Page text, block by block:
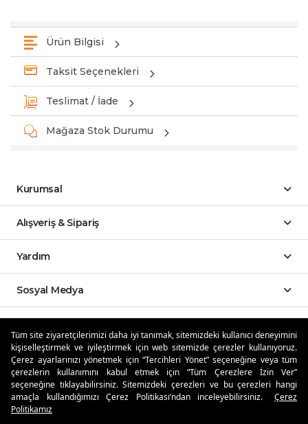
Tüm site ziyaretçilerimizi daha iyi tanımak, sitemizdeki kullanıcı deneyimini
kişiselleştirmek ve iyileştirmek için web sitemizde çerezler kullanıyoruz.
Çerez ayarlarınızı yönetmek için “Tercihleri Yönet” seçeneğine veya tüm
çerezlerin kullanımını kabul etmek için “Tüm Çerezlere İzin Ver”
seçeneğine tıklayabilirsiniz. Sitemizdeki çerezleri ve bu çerezleri hangi
amaçla kullandığımızı Çerez Politikası’ndan inceleyebilirsiniz.
Çerez
Politikamız
Ürün Bilgisi
Taksit Seçenekleri
Teslimat / İade
Mağaza Stok Durumu
Kurumsal
Alışveriş & Sipariş
Yardım
Sosyal Medya
Özdilekteyim'de Taksit Avantajları
Güvenli Alışveriş